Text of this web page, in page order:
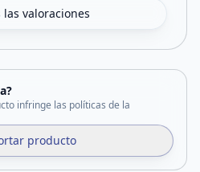
las valoraciones
infringe las políticas de la
producto